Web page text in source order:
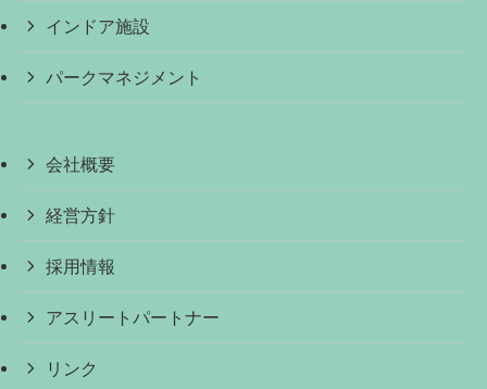
インドア施設
パークマネジメント
会社概要
経営方針
採用情報
アスリートパートナー
リンク